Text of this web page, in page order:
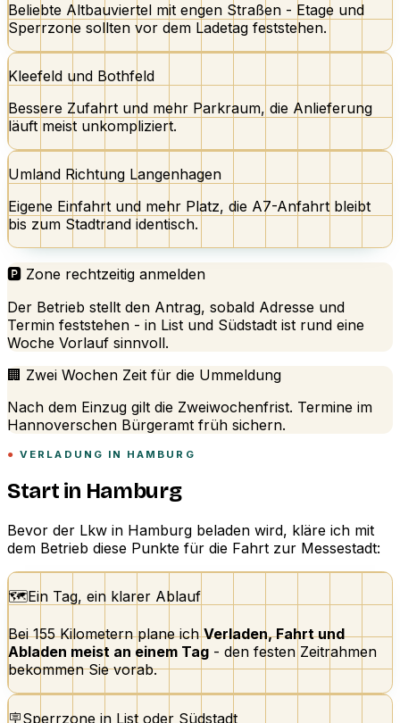
Beliebte Altbauviertel mit engen Straßen - Etage und
Sperrzone sollten vor dem Ladetag feststehen.
Kleefeld und Bothfeld
Bessere Zufahrt und mehr Parkraum, die Anlieferung
läuft meist unkompliziert.
Umland Richtung Langenhagen
Eigene Einfahrt und mehr Platz, die A7-Anfahrt bleibt
bis zum Stadtrand identisch.
🅿️ Zone rechtzeitig anmelden
Der Betrieb stellt den Antrag, sobald Adresse und
Termin feststehen - in List und Südstadt ist rund eine
Woche Vorlauf sinnvoll.
🏢 Zwei Wochen Zeit für die Ummeldung
Nach dem Einzug gilt die Zweiwochenfrist. Termine im
Hannoverschen Bürgeramt früh sichern.
VERLADUNG IN HAMBURG
Start in Hamburg
Bevor der Lkw in Hamburg beladen wird, kläre ich mit
dem Betrieb diese Punkte für die Fahrt zur Messestadt:
🗺️Ein Tag, ein klarer Ablauf
Bei 155 Kilometern plane ichVerladen, Fahrt und
Abladen meist an einem Tag - den festen Zeitrahmen
bekommen Sie vorab.
🪧Sperrzone in List oder Südstadt